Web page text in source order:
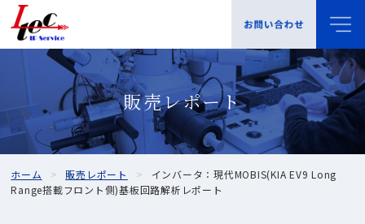
販売レポート
ホーム 販売レポート
インバータ：現代MOBIS(KIA EV9 Long
Range搭載フロント側)基板回路解析レポート